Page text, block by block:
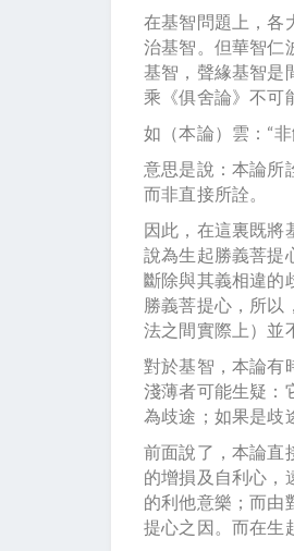
在基智問題上，各
治基智。但華智仁
基智，聲緣基智是
乘《俱舍論》不可
如（本論）雲：“
意思是說：本論所
而非直接所詮。
因此，在這裏既將
說為生起勝義菩提
斷除與其義相違的
勝義菩提心，所以
法之間實際上）並
對於基智，本論有
淺薄者可能生疑：
為歧途；如果是歧
前面說了，本論直
的增損及自利心，
的利他意樂；而由
提心之因。而在生